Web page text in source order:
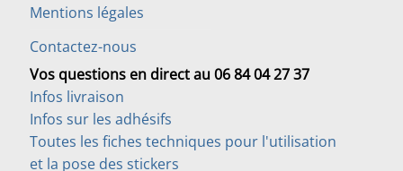
Mentions légales
Contactez-nous
Vos questions en direct au 06 84 04 27 37
Infos livraison
Infos sur les adhésifs
Toutes les fiches techniques pour l'utilisation
et la pose des stickers